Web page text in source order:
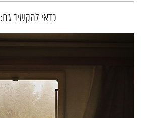
כדאי להקשיב גם: